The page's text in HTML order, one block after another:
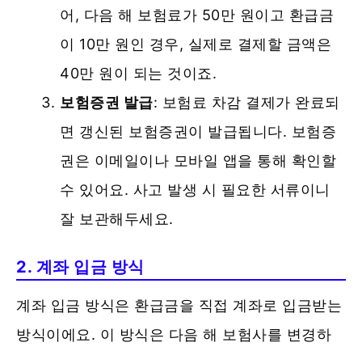
어, 다음 해 보험료가 50만 원이고 환급금
이 10만 원인 경우, 실제로 결제할 금액은
40만 원이 되는 것이죠.
보험증권 발급: 보험료 차감 결제가 완료되
면 갱신된 보험증권이 발급됩니다. 보험증
권은 이메일이나 모바일 앱을 통해 확인할
수 있어요. 사고 발생 시 필요한 서류이니
잘 보관해두세요.
2. 계좌 입금 방식
계좌 입금 방식은 환급금을 직접 계좌로 입금받는
방식이에요. 이 방식은 다음 해 보험사를 변경하